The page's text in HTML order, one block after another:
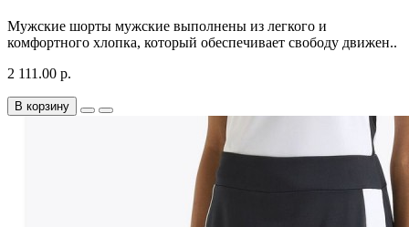
Мужские шорты мужские выполнены из легкого и
комфортного хлопка, который обеспечивает свободу движен..
2 111.00 р.
В корзину